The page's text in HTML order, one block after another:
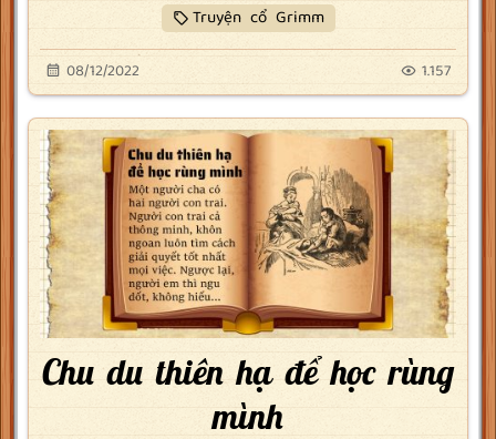
Truyện cổ Grimm
08/12/2022 1.157
Chu du thiên hạ để học rùng
mình